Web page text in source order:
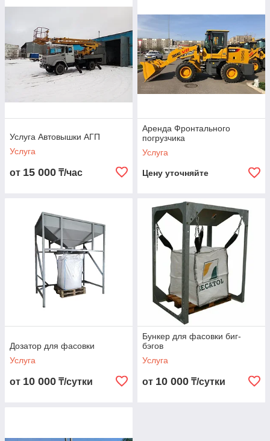
Услуга Автовышки АГП
Услуга
от 15 000 ₸/час
Аренда Фронтального
погрузчика
Услуга
Цену уточняйте
Дозатор для фасовки
Услуга
от 10 000 ₸/сутки
Бункер для фасовки биг-
бэгов
Услуга
от 10 000 ₸/сутки